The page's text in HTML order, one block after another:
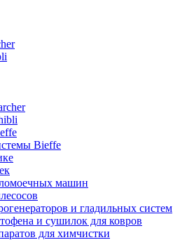
Bieffe
машин
и гладильных систем
и сушилок для ковров
для химчистки